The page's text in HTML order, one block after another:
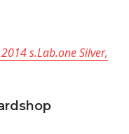
s.Lab.one Silver,